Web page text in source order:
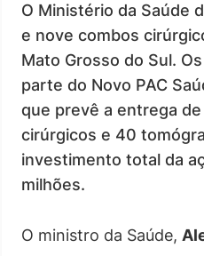
O Ministério da Saúde
e nove combos
Mato Grosso do Sul.
parte do Novo PAC
que prevê a entrega
cirúrgicos e 40
investimento total da
milhões.
O ministro da Saúde,